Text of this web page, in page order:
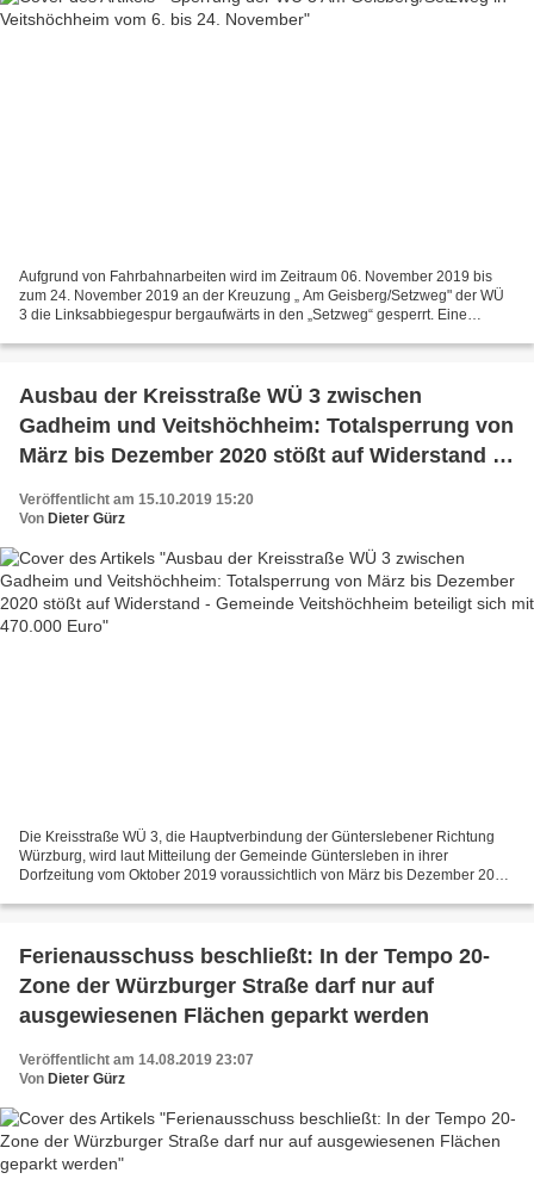
Aufgrund von Fahrbahnarbeiten wird im Zeitraum 06. November 2019 bis
zum 24. November 2019 an der Kreuzung „ Am Geisberg/Setzweg" der WÜ
3 die Linksabbiegespur bergaufwärts in den „Setzweg“ gesperrt. Eine
Ausbau der Kreisstraße WÜ 3 zwischen
Gadheim und Veitshöchheim: Totalsperrung von
März bis Dezember 2020 stößt auf Widerstand -
470.000 Euro
Veröffentlicht am 15.10.2019 15:20
Von Dieter Gürz
Die Kreisstraße WÜ 3, die Hauptverbindung der Günterslebener Richtung
Würzburg, wird laut Mitteilung der Gemeinde Güntersleben in ihrer
Dorfzeitung vom Oktober 2019 voraussichtlich von März bis Dezember 2020
Ferienausschuss beschließt: In der Tempo 20-
Zone der Würzburger Straße darf nur auf
ausgewiesenen Flächen geparkt werden
Veröffentlicht am 14.08.2019 23:07
Von Dieter Gürz